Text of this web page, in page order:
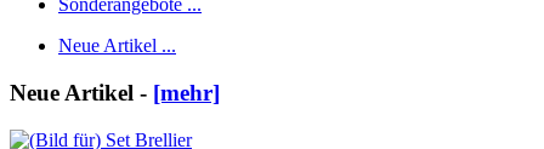
Sonderangebote ...
Neue Artikel ...
Neue Artikel - [mehr]